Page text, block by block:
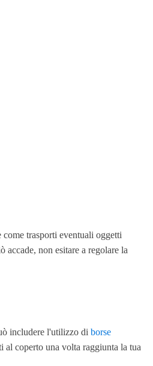
trasporti eventuali oggetti
non esitare a regolare la
includere l'utilizzo di borse
al coperto una volta raggiunta la tua